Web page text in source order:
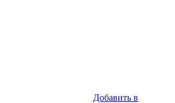
Добавить в